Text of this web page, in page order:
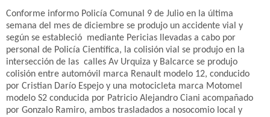
Conforme informo Policía Comunal 9 de Julio en la última
semana del mes de diciembre se produjo un accidente vial y
según se estableció mediante Pericias llevadas a cabo por
personal de Policía Científica, la colisión vial se produjo en la
intersección de las calles Av Urquiza y Balcarce se produjo
colisión entre automóvil marca Renault modelo 12, conducido
por Cristian Darío Espejo y una motocicleta marca Motomel
modelo S2 conducida por Patricio Alejandro Ciani acompañado
por Gonzalo Ramiro, ambos trasladados a nosocomio local y